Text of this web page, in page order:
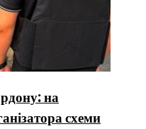
на
схеми